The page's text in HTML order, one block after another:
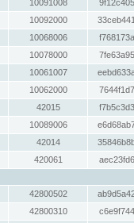
10091008
10092000
10068006
10078000
10061007
10062000
42015
10089006
42014
420061
42800502
42800310